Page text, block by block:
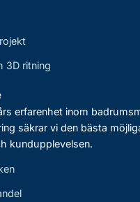
3D ritning
erfarenhet inom
säkrar vi den bästa
kundupplevelsen.